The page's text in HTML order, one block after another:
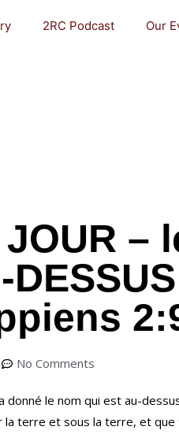
2RC Podcast Our
JOUR –
No Comments
donné le nom qui est au-
la terre et sous la terre, et